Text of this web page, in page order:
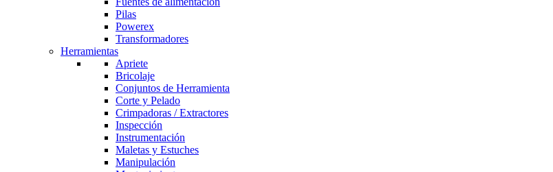
Pilas
Powerex
Transformadores
Herramientas
Apriete
Bricolaje
Conjuntos de Herramienta
Corte y Pelado
Crimpadoras / Extractores
Inspección
Instrumentación
Maletas y Estuches
Manipulación